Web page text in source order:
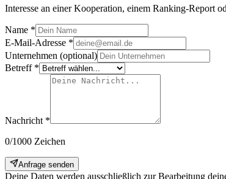
Interesse an einer Kooperation, einem Ranking-Report
Name *
E-Mail-Adresse *
Unternehmen (optional)
Betreff *
Nachricht *
0/1000 Zeichen
Anfrage senden
Deine Daten werden ausschließlich zur Bearbeitung